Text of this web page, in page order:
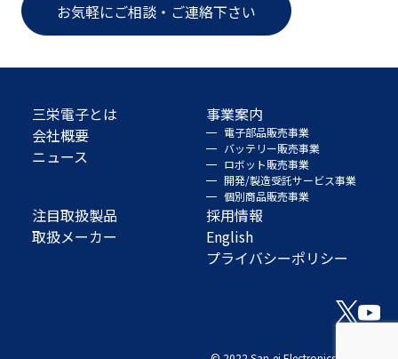
お気軽にご相談・ご連絡下さい
三栄電子とは
会社概要
ニュース
事業案内
電子部品販売事業
バッテリー販売事業
ロボット販売事業
開発/製造受託サービス事業
個別商品販売事業
注目取扱製品
取扱メーカー
採用情報
English
プライバシーポリシー